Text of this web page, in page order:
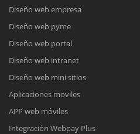
Diseño web empresa
Diseño web pyme
Diseño web portal
Diseño web intranet
Diseño web mini sitios
Aplicaciones moviles
APP web móviles
Integración Webpay Plus